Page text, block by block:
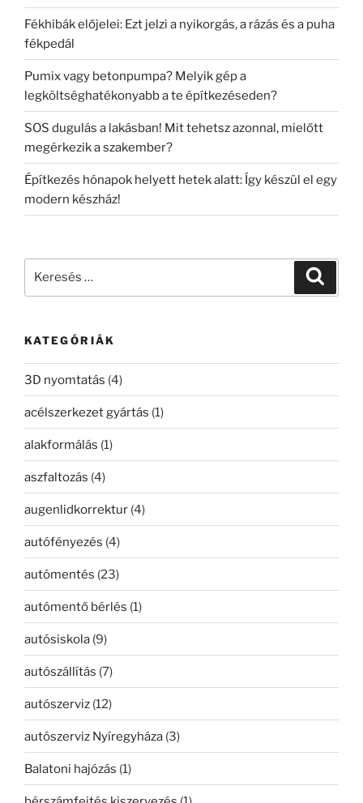
Fékhibák előjelei: Ezt jelzi a nyikorgás, a rázás és a puha
fékpedál
Pumix vagy betonpumpa? Melyik gép a
legköltséghatékonyabb a te építkezéseden?
SOS dugulás a lakásban! Mit tehetsz azonnal, mielőtt
megérkezik a szakember?
Építkezés hónapok helyett hetek alatt: Így készül el egy
modern készház!
KATEGÓRIÁK
3D nyomtatás (4)
acélszerkezet gyártás (1)
alakformálás (1)
aszfaltozás (4)
augenlidkorrektur (4)
autófényezés (4)
autómentés (23)
autómentő bérlés (1)
autósiskola (9)
autószállítás (7)
autószerviz (12)
autószerviz Nyíregyháza (3)
Balatoni hajózás (1)